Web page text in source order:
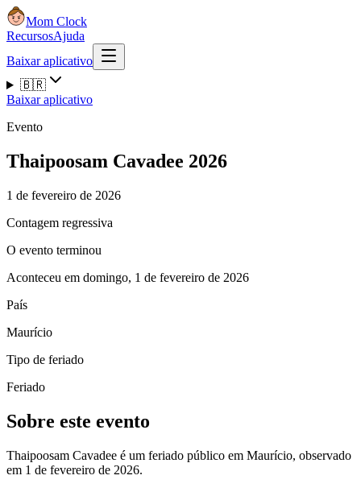
Mom Clock
RecursosAjuda
Baixar aplicativo
🇧🇷
Baixar aplicativo
Evento
Thaipoosam Cavadee 2026
1 de fevereiro de 2026
Contagem regressiva
O evento terminou
Aconteceu em domingo, 1 de fevereiro de 2026
País
Maurício
Tipo de feriado
Feriado
Sobre este evento
Thaipoosam Cavadee é um feriado público em Maurício, observado
em 1 de fevereiro de 2026.